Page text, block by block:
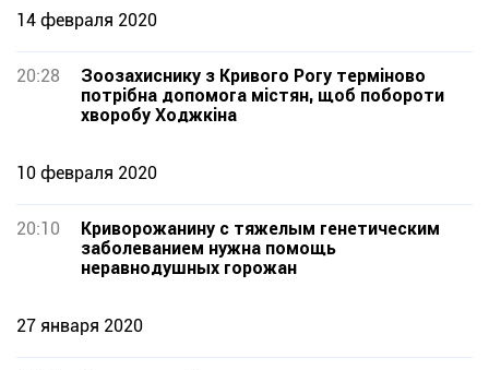
14 февраля 2020
20:28
Зоозахиснику з Кривого Рогу терміново
потрібна допомога містян, щоб побороти
хворобу Ходжкіна
10 февраля 2020
20:10
Криворожанину с тяжелым генетическим
заболеванием нужна помощь
неравнодушных горожан
27 января 2020